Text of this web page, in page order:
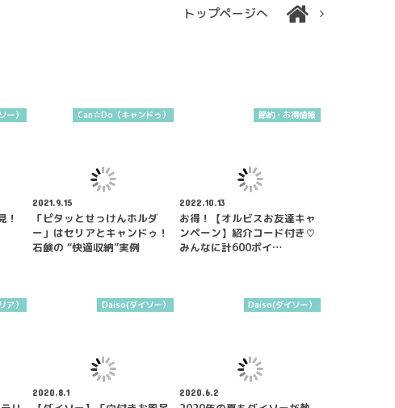
トップページへ
ー）
！
Can☆Do（キャンドゥ）
2021.9.15
「ピタッとせっけんホルダ
ー」はセリアとキャンドゥ！
石鹸の “快適収納”実例
節約・お得情報
2022.10.13
お得！【オルビスお友達キャ
ンペーン】紹介コード付き♡
みんなに計600ポイ…
ア） Daiso(ダイソー）
2020.8.1
Daiso(ダイソー）
2020.6.2